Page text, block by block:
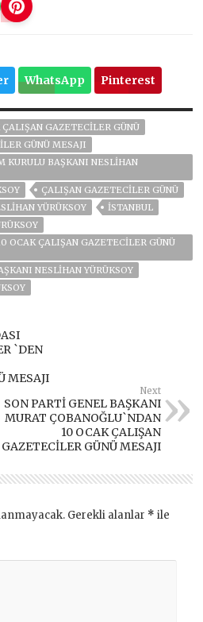
WhatsApp Pinterest
ÇALIŞAN GAZETECILER GÜNÜ
GÜNÜ MESAJI
KURULU BAŞKANI NESLIHAN
ÇALIŞAN GAZETECILER GÜNÜ
YÜRÜKSOY
ISTANBUL
OCAK ÇALIŞAN GAZETECİLER GÜNÜ
NESLİHAN YÜRÜKSOY
`DEN
MESAJI
Next
SON PARTİ GENEL BAŞKANI
MURAT ÇOBANOĞLU`NDAN
10 OCAK ÇALIŞAN
GAZETECİLER GÜNÜ MESAJI
Gerekli alanlar * ile